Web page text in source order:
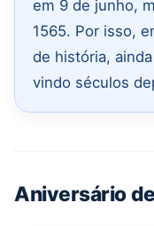
em 9 de junho,
1565. Por isso,
de história,
vindo séculos
Aniversário